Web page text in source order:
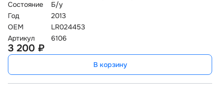
Состояние
Б/у
Год
2013
OEM
LR024453
Артикул
6106
3 200 ₽
В корзину